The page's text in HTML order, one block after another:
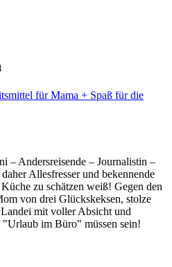
für Mama + Spaß für die
– Andersreisende – Journalistin –
Allesfresser und bekennende
zu schätzen weiß! Gegen den
von drei Glückskeksen, stolze
mit voller Absicht und
im Büro" müssen sein!